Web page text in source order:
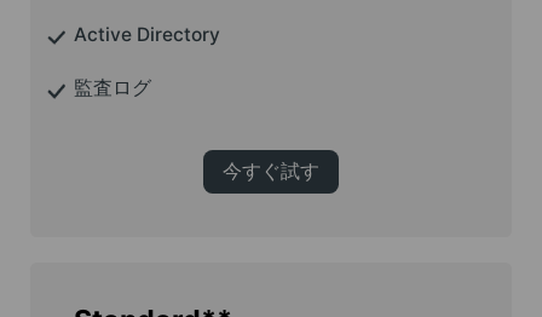
Active Directory
監査ログ
今すぐ試す